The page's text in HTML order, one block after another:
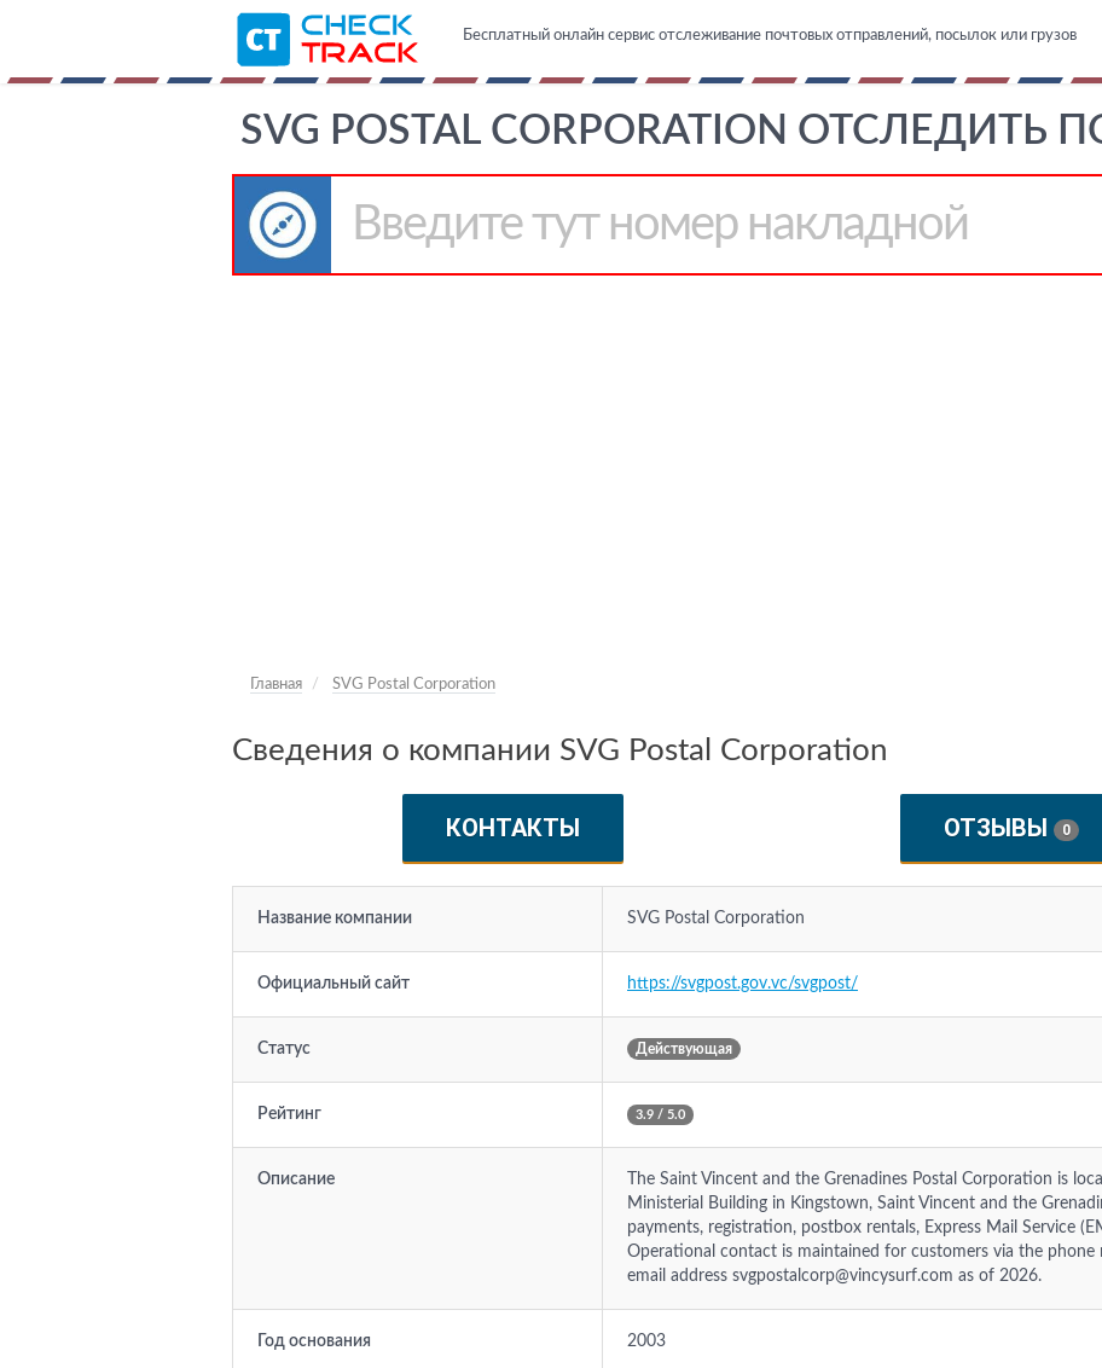
Бесплатный онлайн сервис отслеживание почтовых отправлений, посылок или грузов
SVG POSTAL CORPORATION ОТСЛЕДИТЬ
Главная SVG Postal Corporation
Сведения о компании SVG Postal Corporation
КОНТАКТЫ ОТЗЫВЫ 0
Название компании SVG Postal Corporation
Официальный сайт https://svgpost.gov.vc/svgpost/
Статус Действующая
Рейтинг 3.9 / 5.0
Описание
The Saint Vincent and the Grenadines Postal Corporation is
Ministerial Building in Kingstown, Saint Vincent and the
payments, registration, postbox rentals, Express Mail Service
Operational contact is maintained for customers via the phone
email address svgpostalcorp@vincysurf.com as of 2026.
Год основания 2003